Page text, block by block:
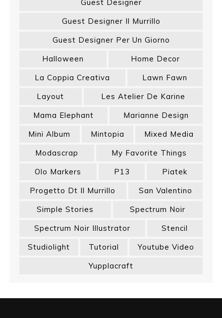
Guest Designer
Guest Designer Il Murrillo
Guest Designer Per Un Giorno
Halloween
Home Decor
La Coppia Creativa
Lawn Fawn
Layout
Les Atelier De Karine
Mama Elephant
Marianne Design
Mini Album
Mintopia
Mixed Media
Modascrap
My Favorite Things
Olo Markers
P13
Piatek
Progetto Dt Il Murrillo
San Valentino
Simple Stories
Spectrum Noir
Spectrum Noir Illustrator
Stencil
Studiolight
Tutorial
Youtube Video
Yupplacraft